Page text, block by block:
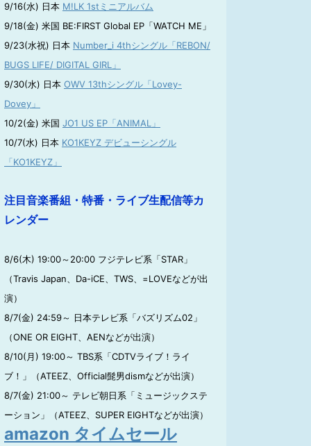
9/16(水) 日本 M!LK 1stミニアルバム
9/18(金) 米国 BE:FIRST Global EP「WATCH ME」
9/23(水祝) 日本 Number_i 4thシングル「REBON/
BUGS LIFE/ DIGITAL GIRL」
9/30(水) 日本 OWV 13thシングル「Lovey-
Dovey」
10/2(金) 米国 JO1 US EP「ANIMAL」
10/7(水) 日本 KO1KEYZ デビューシングル
「KO1KEYZ」
注目音楽番組・特番・ライブ生配信等カ
レンダー
8/6(木) 19:00～20:00 フジテレビ系「STAR」
（Travis Japan、Da-iCE、TWS、=LOVEなどが出
演）
8/7(金) 24:59～ 日本テレビ系「バズリズム02」
（ONE OR EIGHT、AENなどが出演）
8/10(月) 19:00～ TBS系「CDTVライブ！ライ
ブ！」（ATEEZ、Official髭男dismなどが出演）
8/7(金) 21:00～ テレビ朝日系「ミュージックステ
ーション」（ATEEZ、SUPER EIGHTなどが出演）
amazon タイムセール